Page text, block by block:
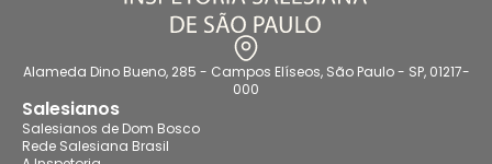
Alameda Dino Bueno, 285 - Campos Elíseos, São Paulo - SP, 01217-
000
Salesianos
Salesianos de Dom Bosco
Rede Salesiana Brasil